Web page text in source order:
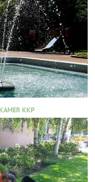
KKP